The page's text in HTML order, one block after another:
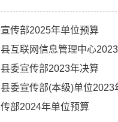
传部2025年单位预算
互联网信息管理中心
委宣传部2023年决算
委宣传部(本级)单位2023
部2024年单位预算